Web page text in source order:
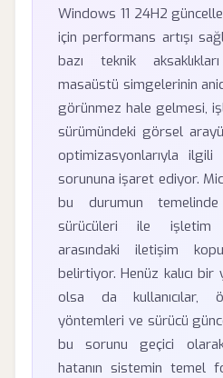
Windows 11 24H2
için performans artışı
bazı teknik
masaüstü simgelerinin
görünmez hale gelmesi,
sürümündeki görsel
optimizasyonlarıyla
sorununa işaret ediyor.
bu durumun
sürücüleri ile işletim
arasındaki iletişim
belirtiyor. Henüz kalıcı bir
olsa da kullanıcılar,
yöntemleri ve sürücü
bu sorunu geçici
hatanın sistemin temel